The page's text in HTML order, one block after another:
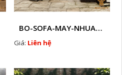
BO-SOFA-MAY-NHUA-HTT - SG1
Giá: Liên hệ